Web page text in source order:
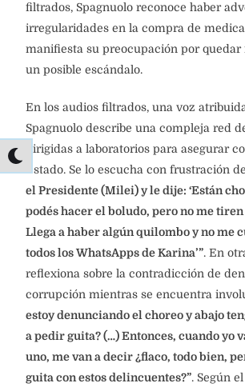
filtrados, Spagnuolo reconoce haber
irregularidades en la compra de
manifiesta su preocupación por
un posible escándalo.
En los audios filtrados, una voz
Spagnuolo describe una compleja red
dirigidas a laboratorios para asegurar
Estado. Se lo escucha con frustración
el Presidente (Milei) y le dije: ‘Están
podés hacer el boludo, pero no me
Llega a haber algún quilombo y no me
todos los WhatsApps de Karina’”. En
reflexiona sobre la contradicción de
corrupción mientras se encuentra
estoy denunciando el choreo y abajo
a pedir guita? (…) Entonces, cuando yo
uno, me van a decir ¿flaco, todo bien,
guita con estos delincuentes?”. Según